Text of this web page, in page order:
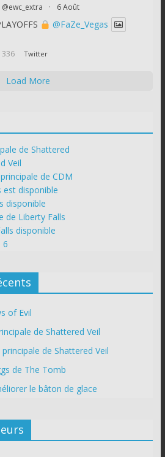
@ewc_extra · 6 Août
@FaZe_Vegas
336 Twitter
Load More
de Shattered
Veil
de CDM
est disponible
disponible
de Liberty Falls
disponible
6
of Evil
de Shattered Veil
de Shattered Veil
de The Tomb
le bâton de glace